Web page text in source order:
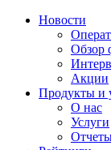
Новости
Обзор
Акции
Продукты и
О нас
Услуги